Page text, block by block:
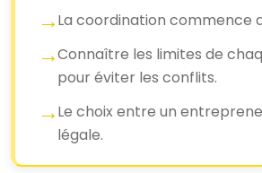
La coordination commence
Connaître les limites de
pour éviter les conflits.
Le choix entre un
légale.